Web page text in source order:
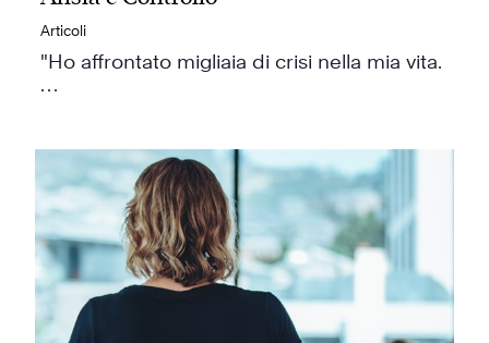
Articoli
"Ho affrontato migliaia di crisi nella mia vita.
…